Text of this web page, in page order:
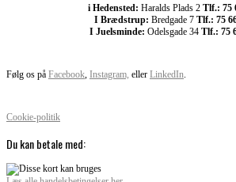
i Hedensted: Haralds Plads 2 Tlf.: 75
I Brædstrup: Bredgade 7 Tlf.: 75
I Juelsminde: Odelsgade 34 Tlf.: 75
Følg os på Facebook, Instagram, eller LinkedIn.
Cookie-politik
Du kan betale med: